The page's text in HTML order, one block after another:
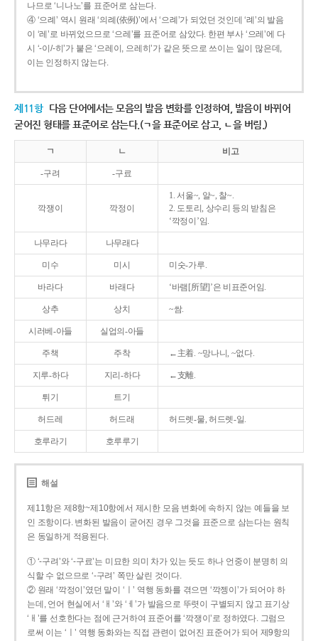
나므로 ‘니나노’를 표준어로 삼는다.
④ ‘으례’ 역시 원래 ‘의례(依例)’에서 ‘으례’가 되었던 것인데 ‘례’의 발음
이 ‘레’로 바뀌었으므로 ‘으레’를 표준어로 삼았다. 한편 부사 ‘으레’에 다
시 ‘-이/-히’가 붙은 ‘으레이, 으레히’가 같은 뜻으로 쓰이는 일이 많은데,
이는 인정하지 않는다.
제11항 다음 단어에서는 모음의 발음 변화를 인정하여, 발음이 바뀌어
굳어진 형태를 표준어로 삼는다.(ㄱ을 표준어로 삼고, ㄴ을 버림.)
ㄱ ㄴ 비고
-구려 -구료
깍쟁이 깍정이
1. 서울~, 알~, 찰~.
2. 도토리, 상수리 등의 받침은
‘깍정이’임.
나무라다 나무래다
미수 미시 미숫-가루.
바라다 바래다 ‘바램[所望]’은 비표준어임.
상추 상치 ~쌈.
시러베-아들 실업의-아들
주책 주착 ←主着. ~망나니, ~없다.
지루-하다 지리-하다 ←支離.
튀기 트기
허드레 허드래 허드렛-물, 허드렛-일.
호루라기 호루루기
해설
제11항은 제8항~제10항에서 제시한 모음 변화에 속하지 않는 예들을 보
인 조항이다. 변화된 발음이 굳어진 경우 그것을 표준으로 삼는다는 원칙
은 동일하게 적용된다.
① ‘-구려’와 ‘-구료’는 미묘한 의미 차가 있는 듯도 하나 언중이 분명히 의
식할 수 없으므로 ‘-구려’ 쪽만 살린 것이다.
② 원래 ‘깍정이’였던 말이 ‘ㅣ’ 역행 동화를 겪으면 ‘깍젱이’가 되어야 하
는데, 언어 현실에서 ‘ㅐ’와 ‘ㅔ’가 발음으로 뚜렷이 구별되지 않고 표기상
‘ㅐ’를 선호한다는 점에 근거하여 표준어를 ‘깍쟁이’로 정하였다. 그럼으
로써 이는 ‘ㅣ’ 역행 동화와는 직접 관련이 없어진 표준어가 되어 제9항의